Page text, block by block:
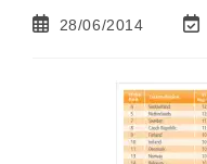
Publication
28/06/2014